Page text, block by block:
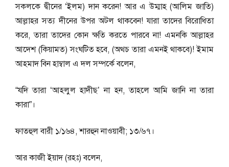
সকলকে দ্বীনের ‘ইলম) দান করেন! আর এ উম্মাহ (আলিম জাতি)
আল্লাহর সত্য দীনের উপর অটল থাকবেন! যারা তাদের বিরোধিতা
করে, তারা তাদের কোন ক্ষতি করতে পারবে না! এমনকি আল্লাহর
আদেশ (কিয়ামত) সংঘটিত হবে, (অথচ তারা এমনই থাকবে)! ইমাম
আহমাদ বিন হাম্বাল এ দল সম্পর্কে বলেন,
“যদি তারা ‘আহলুল হাদীছ’ না হন, তাহলে আমি জানি না তারা
কারা”।
ফাতহুল বারী ১/১৬৪, শারহুন নাওয়াবী; ১৩/৬৭।
আর কাজী ইয়াদ (রহঃ) বলেন,